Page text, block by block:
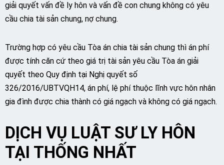
giải quyết vấn đề ly hôn và vấn đề con chung không có yêu
cầu chia tài sản chung, nợ chung.
Trường hợp có yêu cầu Tòa án chia tài sản chung thì án phí
được tính căn cứ theo giá trị tài sản yêu cầu Tòa án giải
quyết theo Quy định tại Nghị quyết số
326/2016/UBTVQH14, án phí, lệ phí thuộc lĩnh vực hôn nhân
gia đình được chia thành có giá ngạch và không có giá ngạch.
DỊCH VỤ LUẬT SƯ LY HÔN
TẠI THỐNG NHẤT